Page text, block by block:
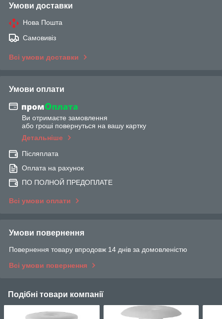
Умови доставки
Нова Пошта
Самовивіз
Всі умови доставки
Умови оплати
Ви отримаєте замовлення
або гроші повернуться на вашу картку
Детальніше
Післяплата
Оплата на рахунок
ПО ПОЛНОЙ ПРЕДОПЛАТЕ
Всі умови оплати
Умови повернення
Повернення товару впродовж 14 днів за домовленістю
Всі умови повернення
Подібні товари компанії